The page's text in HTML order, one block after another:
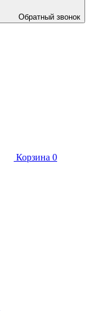
Обратный звонок
Корзина 0